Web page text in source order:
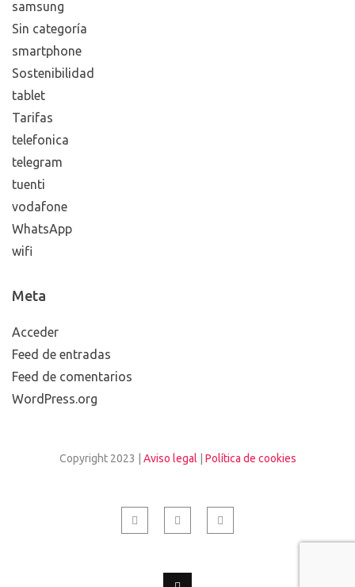
Pc
penalización
Portabilidad
reparación
roaming
samsung
Sin categoría
smartphone
Sostenibilidad
tablet
Tarifas
telefonica
tuenti
Feed de entradas
Aviso legal